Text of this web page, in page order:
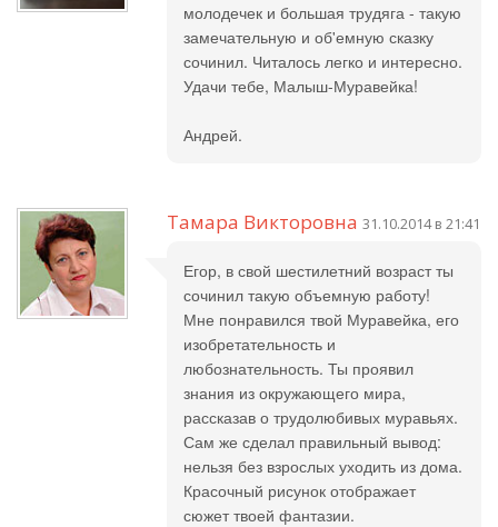
молодечек и большая трудяга - такую
замечательную и об'емную сказку
сочинил. Читалось легко и интересно.
Удачи тебе, Малыш-Муравейка!
Андрей.
Тамара Викторовна 31.10.2014 в 21:41
Егор, в свой шестилетний возраст ты
сочинил такую объемную работу!
Мне понравился твой Муравейка, его
изобретательность и
любознательность. Ты проявил
знания из окружающего мира,
рассказав о трудолюбивых муравьях.
Сам же сделал правильный вывод:
нельзя без взрослых уходить из дома.
Красочный рисунок отображает
сюжет твоей фантазии.